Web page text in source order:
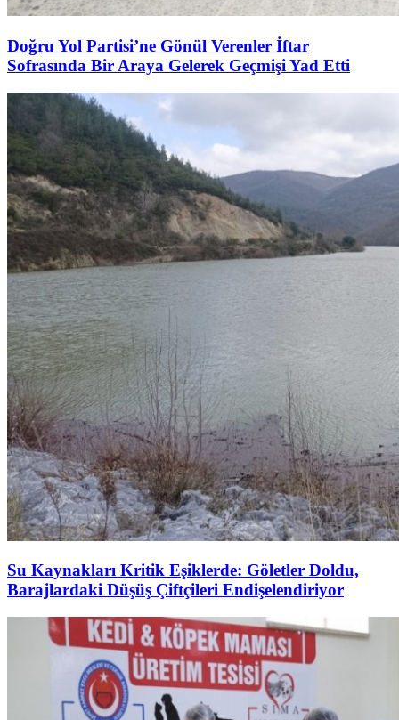
Doğru Yol Partisi’ne Gönül Verenler İftar
Sofrasında Bir Araya Gelerek Geçmişi Yad Etti
Su Kaynakları Kritik Eşiklerde: Göletler Doldu,
Barajlardaki Düşüş Çiftçileri Endişelendiriyor